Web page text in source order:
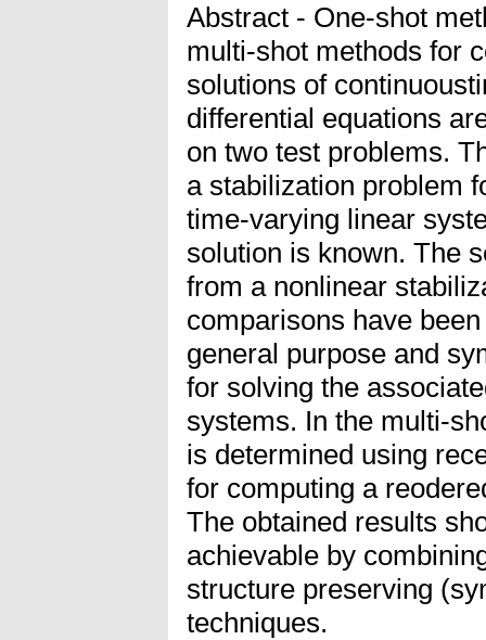
Abstract - One-shot
multi-shot methods for
solutions of
differential equations
on two test problems.
a stabilization problem
time-varying linear
solution is known. The
from a nonlinear
comparisons have
general purpose and
for solving the
systems. In the multi-
is determined using
for computing a
The obtained results
achievable by
structure preserving
techniques.